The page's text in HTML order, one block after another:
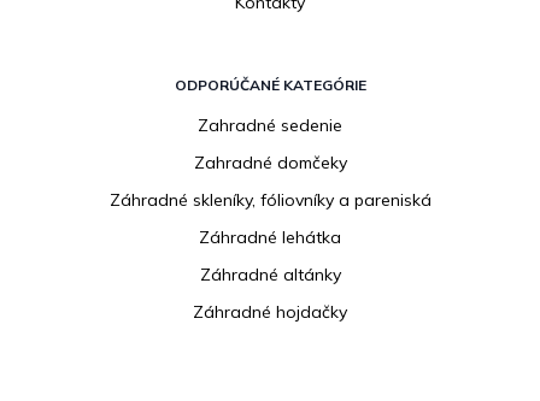
ODPORÚČANÉ KATEGÓRIE
Zahradné sedenie
Zahradné domčeky
Záhradné skleníky, fóliovníky a pareniská
Záhradné lehátka
Záhradné altánky
Záhradné hojdačky